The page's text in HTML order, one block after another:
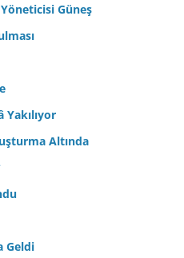
Güneş
Altında
Geldi